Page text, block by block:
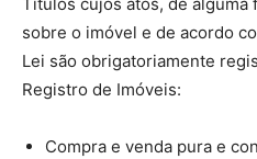
sobre o imóvel e de acordo
Lei são obrigatoriamente
Registro de Imóveis:
Compra e venda pura e